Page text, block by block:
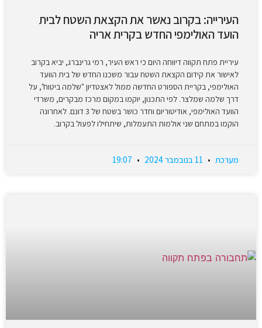
העירייה: בקרוב נאשר את הקצאת השטח לבית
הועד האולימפי החדש בקרית אריה
עיריית פתח תקווה דיווחה היום כי ראש העיר, רמי גרינברג, יביא בקרוב
לאישור את קידום הקצאת השטח עבור משכנו החדש של בית הוועד
האולימפי, בקריית הספורט החדשה ממול לאצטדיון "שלמה ביטוח", על
דרך שלמה שמלצר. לפי התכנון, יוקמו במקום מרכז מבקרים, משרדי
הוועד האולימפי, אודיטוריום וחדר כושר בשטח של 3 דונם. לאחרונה
הוקמו במתחם שני אולמות התעמלות, שיתחילו לפעול בקרוב.
מערכת